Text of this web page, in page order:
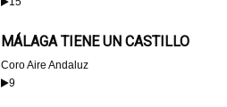
MÁLAGA TIENE UN CASTILLO
Coro Aire Andaluz
9